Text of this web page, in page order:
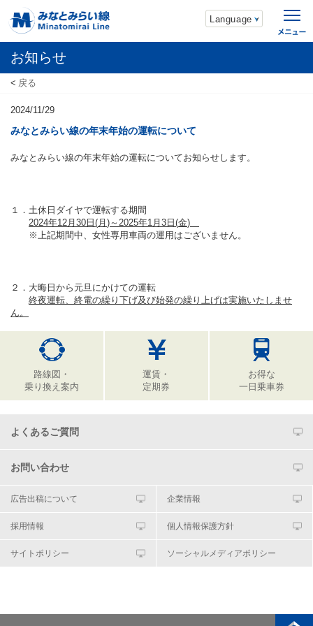
Language
お知らせ
戻る
2024/11/29
みなとみらい線の年末年始の運転について
みなとみらい線の年末年始の運転についてお知らせします。
１．土休日ダイヤで運転する期間
2024年12月30日 (月 )～2025年1月3日 (金)
※上記期間中、女性専用車両の運用はございません。
２．大晦日から元旦にかけての運転
終夜運転、終電の繰り下げ及び始発の繰り上げは実施いたしませ
ん。
路線図・
乗り換え案内
運賃・
定期券
お得な
一日乗車券
よくあるご質問
お問い合わせ
広告出稿について 企業情報
採用情報 個人情報保護方針
サイトポリシー ソーシャルメディアポリシー